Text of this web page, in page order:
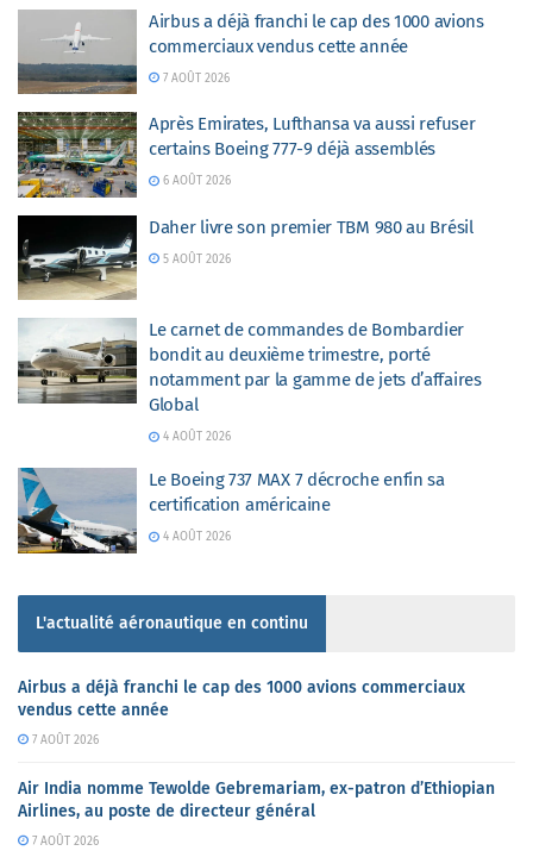
Airbus a déjà franchi le cap des 1000 avions
commerciaux vendus cette année
7 AOÛT 2026
Après Emirates, Lufthansa va aussi refuser
certains Boeing 777-9 déjà assemblés
6 AOÛT 2026
Daher livre son premier TBM 980 au Brésil
5 AOÛT 2026
Le carnet de commandes de Bombardier
bondit au deuxième trimestre, porté
notamment par la gamme de jets d’affaires
Global
4 AOÛT 2026
Le Boeing 737 MAX 7 décroche enfin sa
certification américaine
4 AOÛT 2026
L'actualité aéronautique en continu
Airbus a déjà franchi le cap des 1000 avions commerciaux
vendus cette année
7 AOÛT 2026
Air India nomme Tewolde Gebremariam, ex-patron d’Ethiopian
Airlines, au poste de directeur général
7 AOÛT 2026